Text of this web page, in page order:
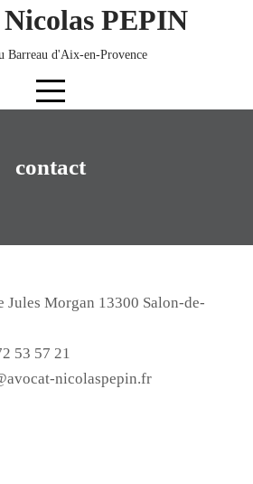
PEPIN
Barreau d'Aix-en-Provence
contact
Jules Morgan 13300 Salon-de-
53 57 21
nicolaspepin.fr